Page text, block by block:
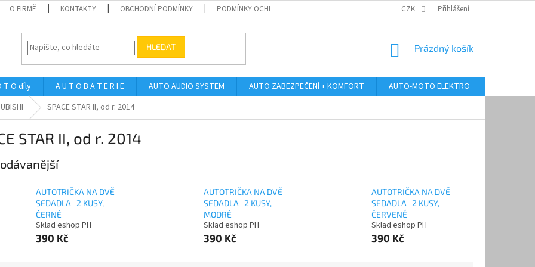
O FIRMĚ KONTAKTY OBCHODNÍ PODMÍNKY PODMÍNKY OCHRANY OSOBNÍCH ÚDAJŮ ODSTOUPENÍ OD KUPNÍ SMLOUVY
CZK Přihlášení
HLEDAT
NÁKUPNÍ
Prázdný košík
T O díly A U T O B A T E R I E AUTO AUDIO SYSTEM AUTO ZABEZPEČENÍ + KOMFORT AUTO-MOTO ELEKTRO
SPACE STAR II, od r. 2014
STAR II, od r. 2014
AUTOTRIČKA NA DVĚ
SEDADLA- 2 KUSY,
ČERNÉ
Sklad eshop PH
390 Kč
AUTOTRIČKA NA DVĚ
SEDADLA- 2 KUSY,
MODRÉ
Sklad eshop PH
390 Kč
AUTOTRIČKA NA DVĚ
SEDADLA- 2 KUSY,
ČERVENÉ
Sklad eshop PH
390 Kč